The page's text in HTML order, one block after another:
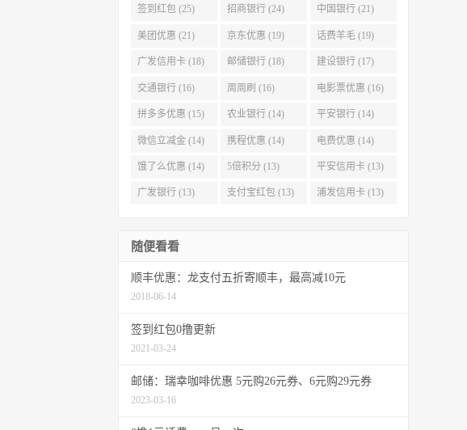
(29)
签到红包 (25) 招商银行 (24) 中国银行 (21)
美团优惠 (21) 京东优惠 (19) 话费羊毛 (19)
广发信用卡 (18) 邮储银行 (18) 建设银行 (17)
交通银行 (16) 周周刷 (16) 电影票优惠 (16)
拼多多优惠 (15) 农业银行 (14) 平安银行 (14)
微信立减金 (14) 携程优惠 (14) 电费优惠 (14)
饿了么优惠 (14) 5倍积分 (13) 平安信用卡 (13)
广发银行 (13) 支付宝红包 (13) 浦发信用卡 (13)
随便看看
顺丰优惠：龙支付五折寄顺丰，最高减10元
2018-06-14
签到红包0撸更新
2021-03-24
邮储：瑞幸咖啡优惠 5元购26元券、6元购29元券
2023-03-16